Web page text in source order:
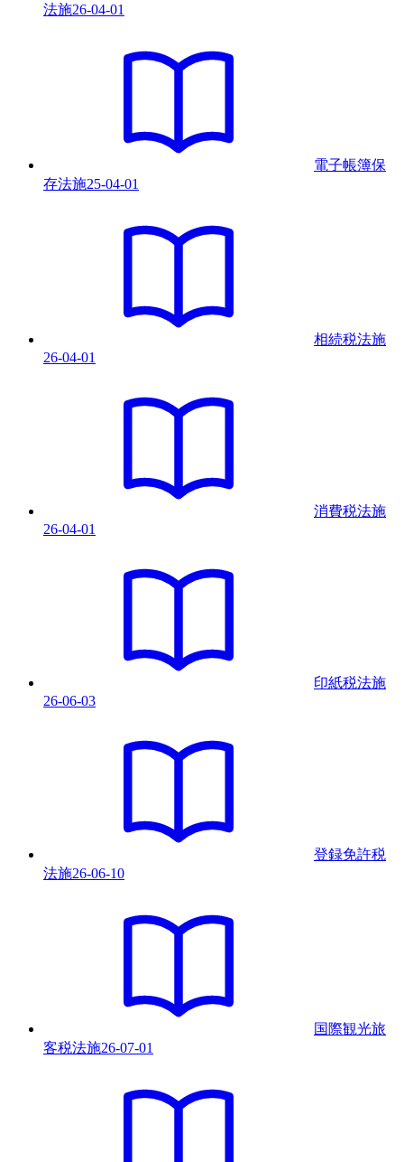
法施26-04-01
電子帳簿保
存法施25-04-01
相続税法施
26-04-01
消費税法施
26-04-01
印紙税法施
26-06-03
登録免許税
法施26-06-10
国際観光旅
客税法施26-07-01